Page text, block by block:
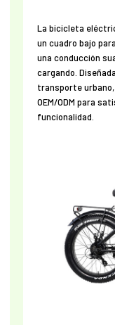
La bicicleta
un cuadro bajo
una conducción
cargando.
transporte
OEM/ODM para
funcionalidad.